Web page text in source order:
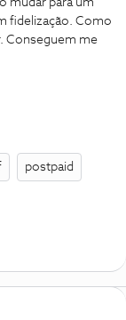
mudar para um
fidelização. Como
Conseguem me
postpaid